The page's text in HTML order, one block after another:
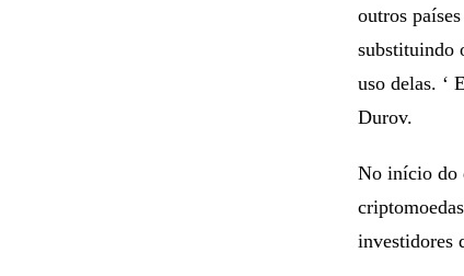
outros
substituindo
uso delas. ‘
Durov.
No início do
investidores